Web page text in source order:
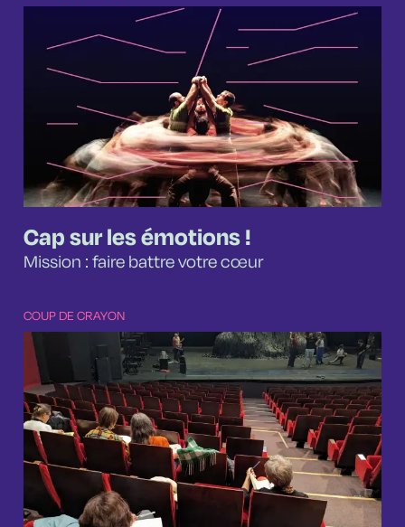
Cap sur les émotions !
Mission : faire battre votre cœur
COUP DE CRAYON